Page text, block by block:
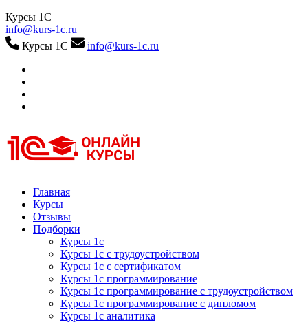
Курсы 1С
info@kurs-1c.ru
Курсы 1С
info@kurs-1c.ru
Курсы 1С
Курсы 1С официальная сертификация
Главная
Курсы
Отзывы
Подборки
Курсы 1с
Курсы 1с с трудоустройством
Курсы 1с с сертификатом
Курсы 1с программирование
Курсы 1с программирование с трудоустройством
Курсы 1с программирование с дипломом
Курсы 1с аналитика